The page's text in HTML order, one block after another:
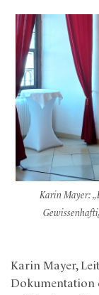
Karin Mayer: „
Karin Mayer,
Dokumentation